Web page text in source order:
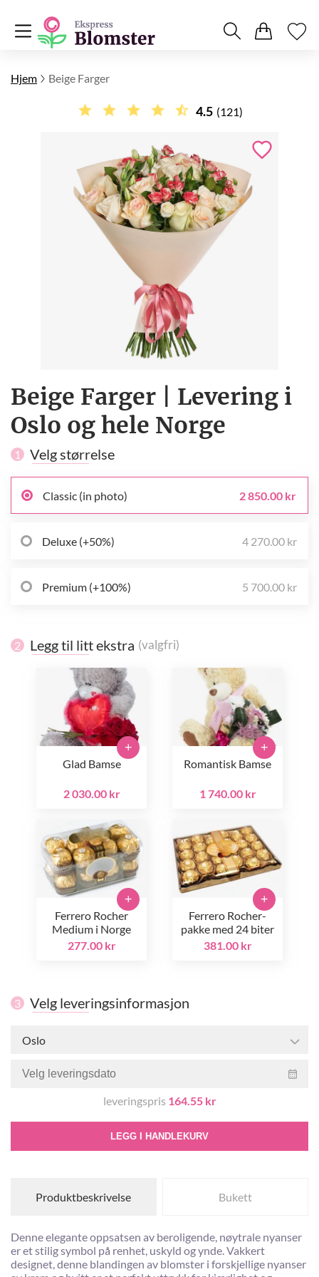
Hjem Beige Farger
4.5 (121)
Beige Farger | Levering i
Oslo og hele Norge
1 Velg størrelse
Classic (in photo) 2 850.00 kr
Deluxe (+50%) 4 270.00 kr
Premium (+100%) 5 700.00 kr
2 Legg til litt ekstra (valgfri)
Glad Bamse
2 030.00 kr
+
Romantisk Bamse
1 740.00 kr
+
Ferrero Rocher
Medium i Norge
277.00 kr
+
Ferrero Rocher-
pakke med 24 biter
381.00 kr
+
3 Velg leveringsinformasjon
Oslo
leveringspris 164.55 kr
LEGG I HANDLEKURV
Produktbeskrivelse Bukett
Denne elegante oppsatsen av beroligende, nøytrale nyanser
er et stilig symbol på renhet, uskyld og ynde. Vakkert
designet, denne blandingen av blomster i forskjellige nyanser